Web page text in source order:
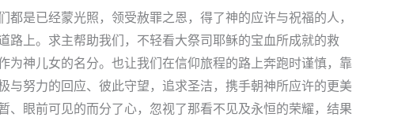
都是已经蒙光照，领受赦罪之恩，得了神的应许与祝福的人，
路上。求主帮助我们，不轻看大祭司耶稣的宝血所成就的救
为神儿女的名分。也让我们在信仰旅程的路上奔跑时谨慎，靠
与努力的回应、彼此守望，追求圣洁，携手朝神所应许的更美
、眼前可见的而分了心，忽视了那看不见及永恒的荣耀，结果